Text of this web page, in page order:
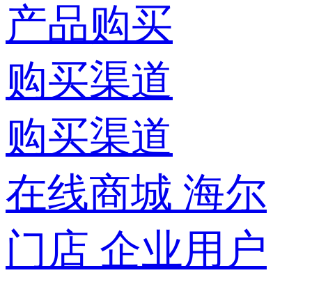
产品购买
购买渠道
购买渠道
在线商城 海尔
门店 企业用户